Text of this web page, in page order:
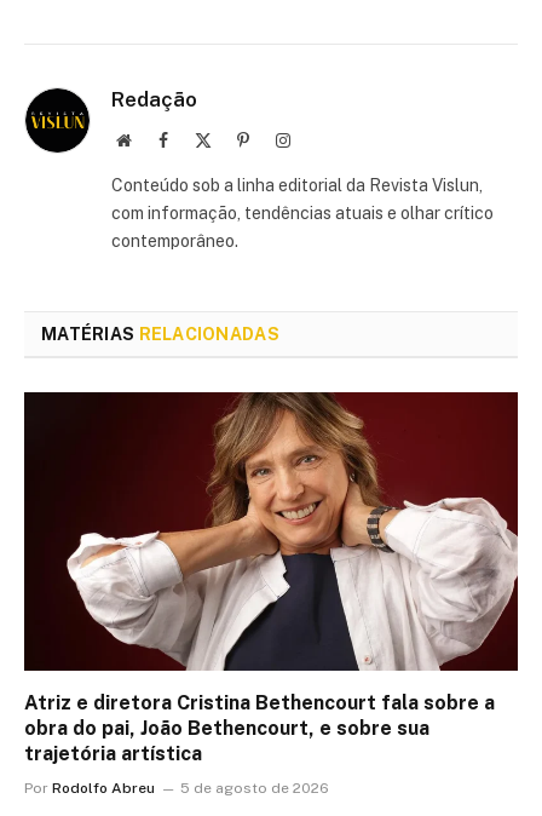
Redação
Site Facebook PinterestInstagram
Conteúdo sob a linha editorial da Revista Vislun,
com informação, tendências atuais e olhar crítico
contemporâneo.
MATÉRIAS RELACIONADAS
Atriz e diretora Cristina Bethencourt fala sobre a
obra do pai, João Bethencourt, e sobre sua
trajetória artística
Por Rodolfo Abreu 5 de agosto de 2026